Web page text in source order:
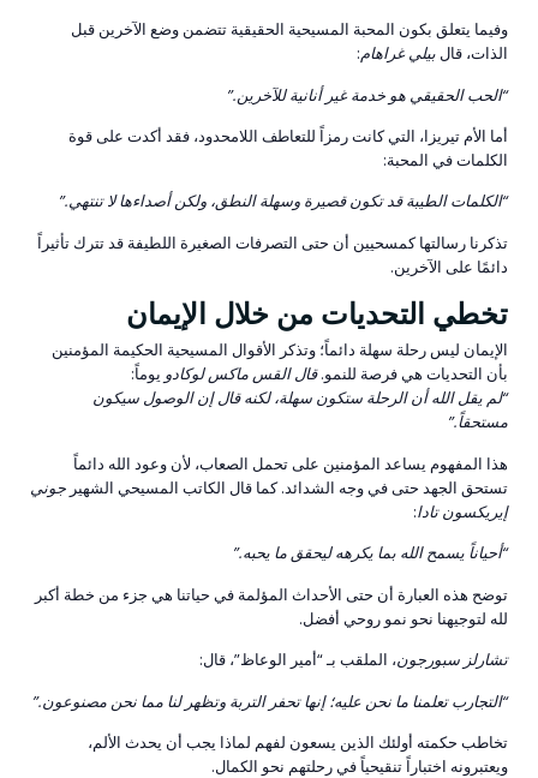
وفيما يتعلق بكون المحبة المسيحية الحقيقية تتضمن وضع الآخرين قبل
الذات، قال بيلي غراهام:
“الحب الحقيقي هو خدمة غير أنانية للآخرين.”
أما الأم تيريزا، التي كانت رمزاً للتعاطف اللامحدود، فقد أكدت على قوة
الكلمات في المحبة:
“الكلمات الطيبة قد تكون قصيرة وسهلة النطق، ولكن أصداءها لا تنتهي.”
تذكرنا رسالتها كمسحيين أن حتى التصرفات الصغيرة اللطيفة قد تترك تأثيراً
دائمًا على الآخرين.
تخطي التحديات من خلال الإيمان
الإيمان ليس رحلة سهلة دائماً؛ وتذكر الأقوال المسيحية الحكيمة المؤمنين
بأن التحديات هي فرصة للنمو.قال القس ماكس لوكادو يوماً:
“لم يقل الله أن الرحلة ستكون سهلة، لكنه قال إن الوصول سيكون
مستحقاً.”
هذا المفهوم يساعد المؤمنين على تحمل الصعاب، لأن وعود الله دائماً
تستحق الجهد حتى في وجه الشدائد. كما قال الكاتب المسيحي الشهير جوني
إيريكسون تادا:
“أحياناً يسمح الله بما يكرهه ليحقق ما يحبه.”
توضح هذه العبارة أن حتى الأحداث المؤلمة في حياتنا هي جزء من خطة أكبر
لله لتوجيهنا نحو نمو روحي أفضل.
تشارلز سبورجون، الملقب بـ “أمير الوعاظ”، قال:
“التجارب تعلمنا ما نحن عليه؛ إنها تحفر التربة وتظهر لنا مما نحن مصنوعون.”
تخاطب حكمته أولئك الذين يسعون لفهم لماذا يجب أن يحدث الألم،
ويعتبرونه اختباراً تنقيحياً في رحلتهم نحو الكمال.